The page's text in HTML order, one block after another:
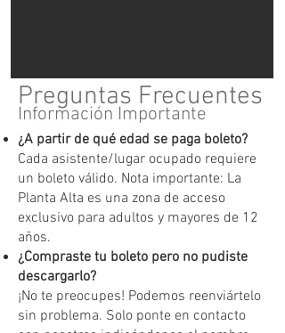
Preguntas Frecuentes
Información Importante
¿A partir de qué edad se paga boleto?
Cada asistente/lugar ocupado requiere
un boleto válido. Nota importante: La
Planta Alta es una zona de acceso
exclusivo para adultos y mayores de 12
años.
¿Compraste tu boleto pero no pudiste
descargarlo?
¡No te preocupes! Podemos reenviártelo
sin problema. Solo ponte en contacto